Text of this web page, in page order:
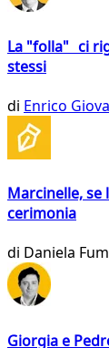
La "folla" ci
stessi
di Enrico
Marcinelle, se
cerimonia
di Daniela
Giorgia e